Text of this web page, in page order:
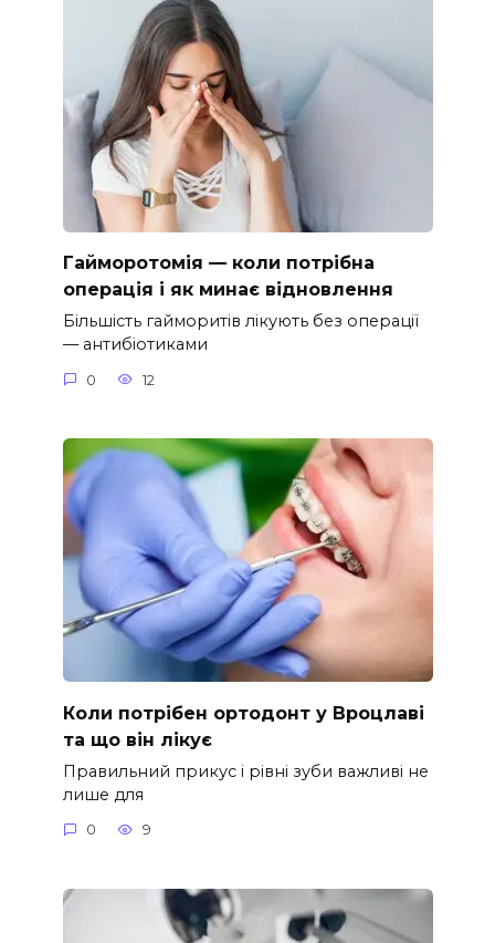
Гайморотомія — коли потрібна
операція і як минає відновлення
Більшість гайморитів лікують без операції
— антибіотиками
0 12
Коли потрібен ортодонт у Вроцлаві
та що він лікує
Правильний прикус і рівні зуби важливі не
лише для
0 9